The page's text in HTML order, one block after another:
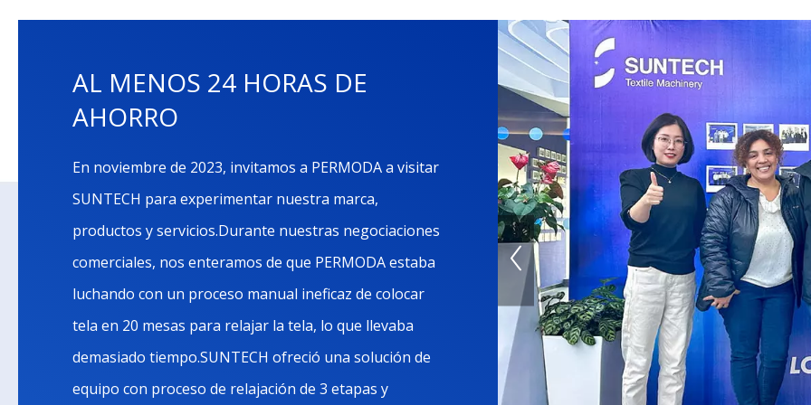
AL MENOS 24 HORAS DE
AHORRO
En noviembre de 2023, invitamos a PERMODA a visitar
SUNTECH para experimentar nuestra marca,
productos y servicios.Durante nuestras negociaciones
comerciales, nos enteramos de que PERMODA estaba
luchando con un proceso manual ineficaz de colocar
tela en 20 mesas para relajar la tela, lo que llevaba
demasiado tiempo.SUNTECH ofreció una solución de
equipo con proceso de relajación de 3 etapas y